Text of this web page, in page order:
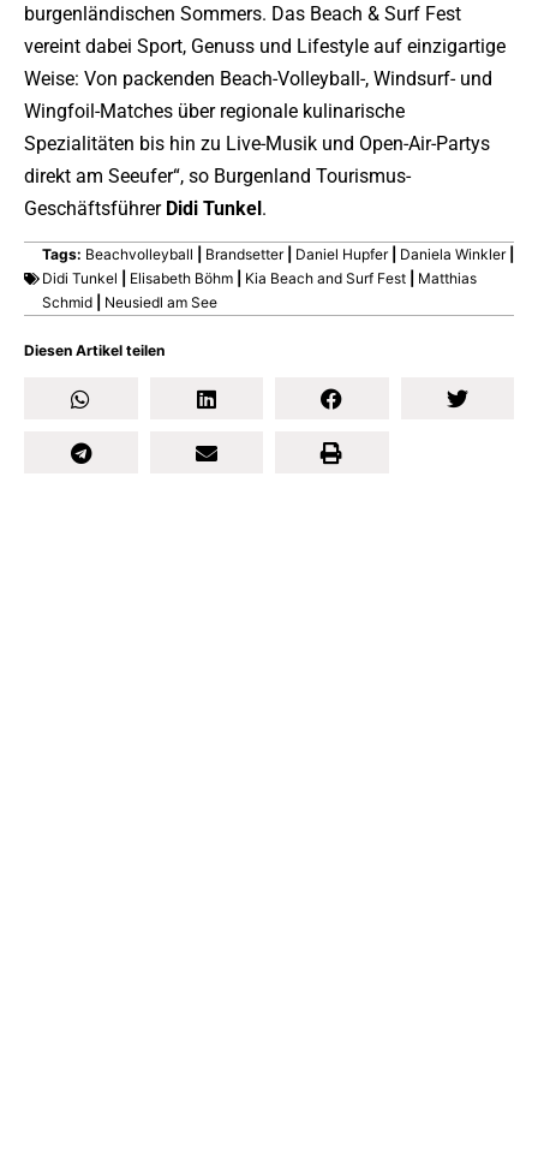
Diesen Artikel teilen
burgenländischen Sommers. Das Beach & Surf Fest
vereint dabei Sport, Genuss und Lifestyle auf einzigartige
Weise: Von packenden Beach-Volleyball-, Windsurf- und
Wingfoil-Matches über regionale kulinarische
Spezialitäten bis hin zu Live-Musik und Open-Air-Partys
direkt am Seeufer“, so Burgenland Tourismus-
Geschäftsführer Didi Tunkel.
Tags: Beachvolleyball Brandsetter| Daniel Hupfer| Daniela Winkler|
Didi Tunkel
Elisabeth Böhm Kia Beach and Surf Fest
Matthias
Schmid
Neusiedl am See